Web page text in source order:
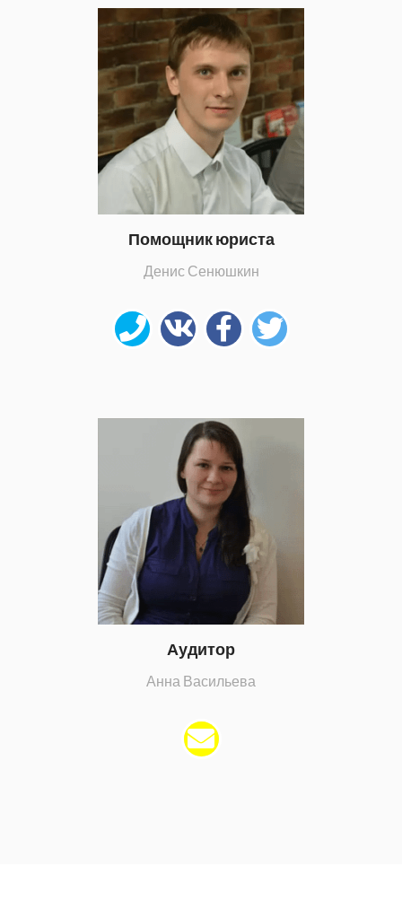
Помощник юриста
Денис Сенюшкин
Аудитор
Анна Васильева